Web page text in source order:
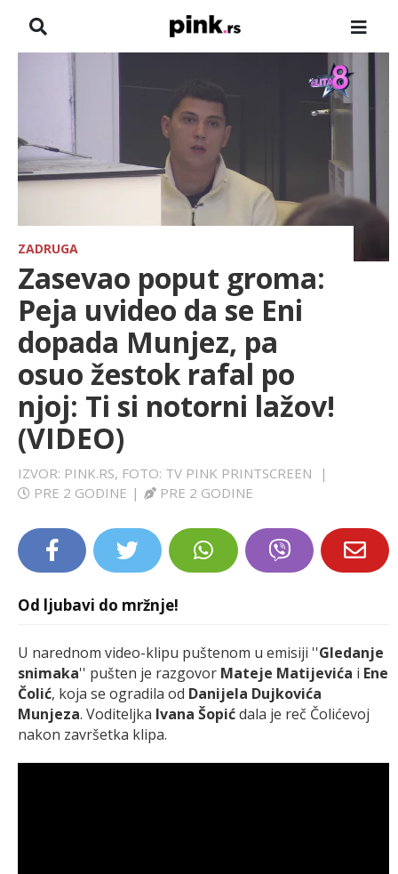
ZADRUGA
HRONIKA
FARMERI
TV
SPORT
LIFESTYLE
ZADRUGA
Zasevao poput groma:
Peja uvideo da se Eni
dopada Munjez, pa
osuo žestok rafal po
njoj: Ti si notorni lažov!
(VIDEO)
IZVOR: PINK.RS, FOTO: TV PINK PRINTSCREEN
|
PRE 2 GODINE | PRE 2 GODINE
Od ljubavi do mržnje!
U narednom video-klipu puštenom u emisiji ''Gledanje
snimaka'' pušten je razgovor Mateje Matijevića i Ene
Čolić, koja se ogradila od Danijela Dujkovića
Munjeza. Voditeljka Ivana Šopićdala je reč Čolićevoj
nakon završetka klipa.